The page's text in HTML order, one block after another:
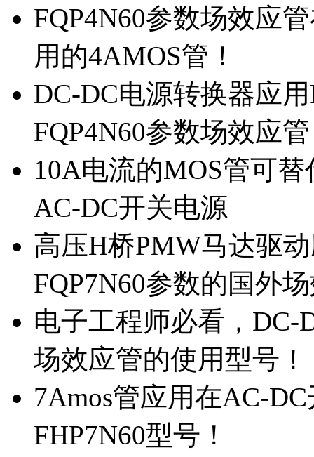
FQP4N60参数场效应
用的4AMOS管！
DC-DC电源转换器应
FQP4N60参数场效应
10A电流的MOS管可
AC-DC开关电源
高压H桥PMW马达驱
FQP7N60参数的国外
电子工程师必看，DC-
场效应管的使用型号！
7Amos管应用在AC-
FHP7N60型号！